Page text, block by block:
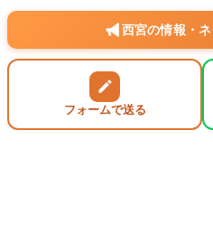
西宮の情報・
フォームで送る